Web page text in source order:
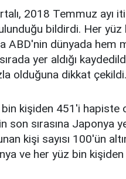
2018 Temmuz ayı
bildirdi. Her
ABD'nin dünyada hem
yer aldığı
olduğuna dikkat çekildi.
kişiden 451'i hapiste
son sırasına Japonya
kişi sayısı 100'ün
ve her yüz bin